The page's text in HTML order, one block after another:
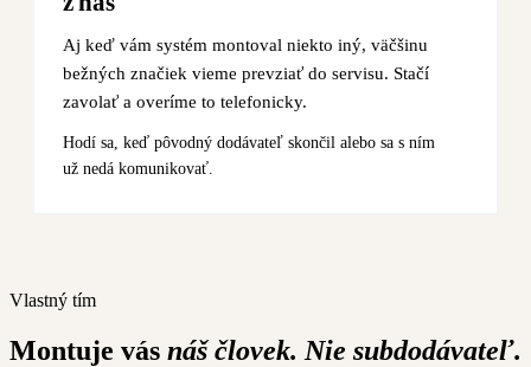
Aj keď vám systém montoval niekto iný, väčšinu
bežných značiek vieme prevziať do servisu. Stačí
zavolať a overíme to telefonicky.
Hodí sa, keď pôvodný dodávateľ skončil alebo sa s ním
už nedá komunikovať.
Vlastný tím
Montuje vás náš človek. Nie subdodávateľ.